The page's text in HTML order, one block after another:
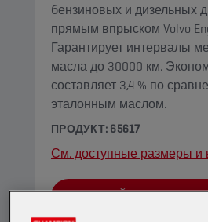
бензиновых и дизельных
прямым впрыском Volvo
Гарантирует интервалы
масла до 30000 км.
составляет 3,4 % по
эталонным маслом.
ПРОДУКТ: 65617
См. доступные размеры и
НАЙТИ ТОЧКУ